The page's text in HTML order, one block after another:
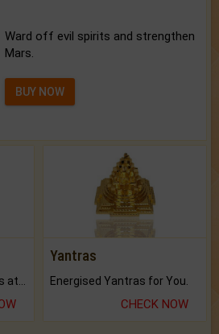
Ward off evil spirits and strengthen
Mars.
BUY NOW
Yantras
Energised Yantras for You.
CHECK NOW